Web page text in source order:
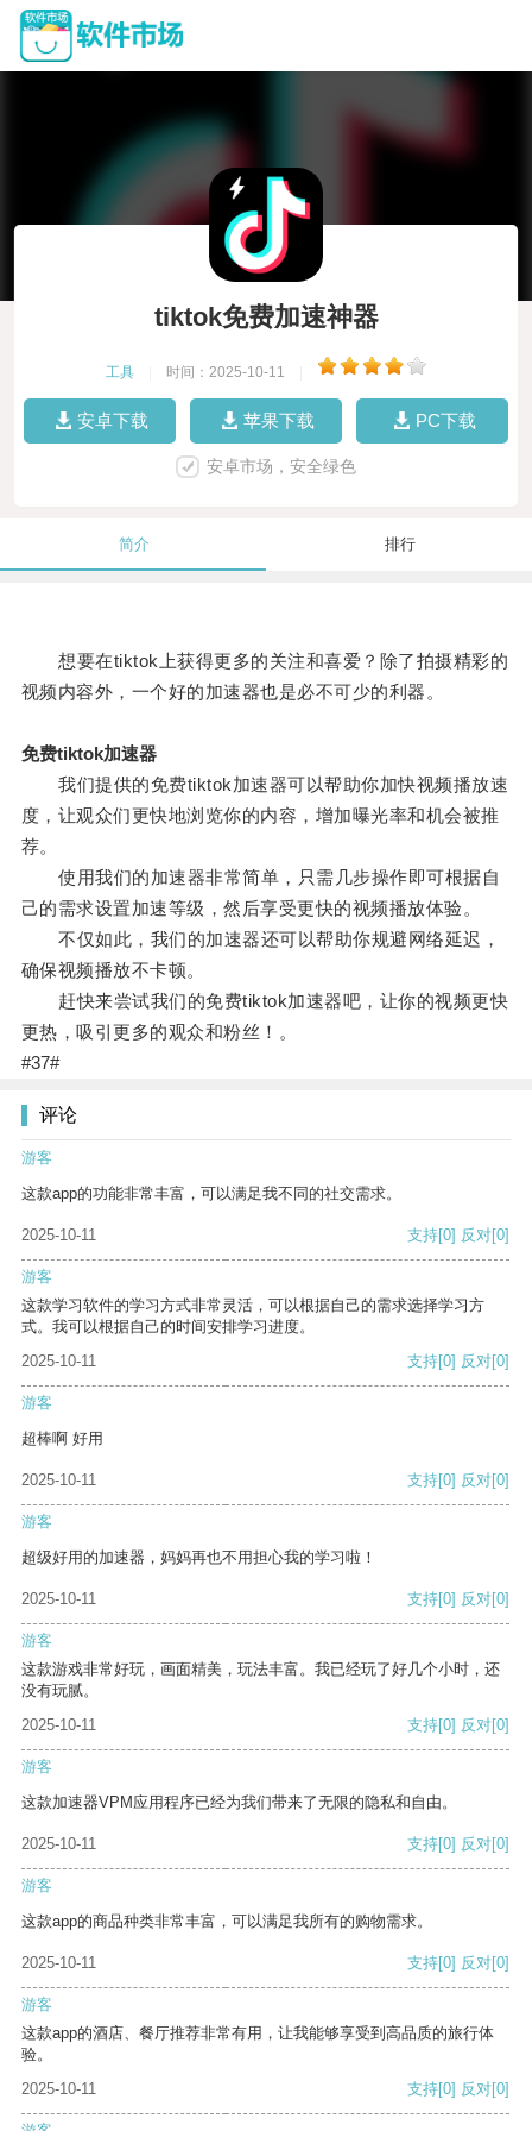
tiktok免费加速神器
工具 时间：2025-10-11
安卓下载 苹果下载 PC下载
安卓市场，安全绿色
简介 排行
想要在tiktok上获得更多的关注和喜爱？除了拍摄精彩的
视频内容外，一个好的加速器也是必不可少的利器。
免费tiktok加速器
我们提供的免费tiktok加速器可以帮助你加快视频播放速
度，让观众们更快地浏览你的内容，增加曝光率和机会被推
荐。
使用我们的加速器非常简单，只需几步操作即可根据自
己的需求设置加速等级，然后享受更快的视频播放体验。
不仅如此，我们的加速器还可以帮助你规避网络延迟，
确保视频播放不卡顿。
赶快来尝试我们的免费tiktok加速器吧，让你的视频更快
更热，吸引更多的观众和粉丝！。
#37#
评论
游客
这款app的功能非常丰富，可以满足我不同的社交需求。
2025-10-11 支持[0] 反对[0]
游客
这款学习软件的学习方式非常灵活，可以根据自己的需求选择学习方
式。我可以根据自己的时间安排学习进度。
2025-10-11
支持[0] 反对[0]
游客
超棒啊 好用
2025-10-11 支持[0] 反对[0]
游客
超级好用的加速器，妈妈再也不用担心我的学习啦！
2025-10-11 支持[0] 反对[0]
游客
这款游戏非常好玩，画面精美，玩法丰富。我已经玩了好几个小时，还
没有玩腻。
2025-10-11
支持[0] 反对[0]
游客
这款加速器VPM应用程序已经为我们带来了无限的隐私和自由。
2025-10-11 支持[0] 反对[0]
游客
这款app的商品种类非常丰富，可以满足我所有的购物需求。
2025-10-11 支持[0] 反对[0]
游客
这款app的酒店、餐厅推荐非常有用，让我能够享受到高品质的旅行体
验。
2025-10-11
支持[0] 反对[0]